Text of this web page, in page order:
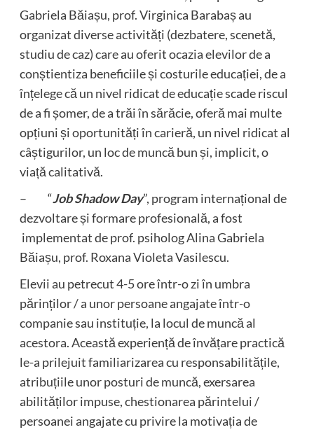
Gabriela Băiașu, prof. Virginica Barabaș au
organizat diverse activități (dezbatere, scenetă,
studiu de caz) care au oferit ocazia elevilor de a
conștientiza beneficiile și costurile educației, de a
înțelege că un nivel ridicat de educație scade riscul
de a fi șomer, de a trăi în sărăcie, oferă mai multe
opțiuni și oportunități în carieră, un nivel ridicat al
câștigurilor, un loc de muncă bun și, implicit, o
viață calitativă.
– “Job Shadow Day”, program internațional de
dezvoltare și formare profesională, a fost
implementat de prof. psiholog Alina Gabriela
Băiașu, prof. Roxana Violeta Vasilescu.
Elevii au petrecut 4-5 ore într-o zi în umbra
părinților / a unor persoane angajate într-o
companie sau instituție, la locul de muncă al
acestora. Această experiență de învățare practică
le-a prilejuit familiarizarea cu responsabilitățile,
atribuțiile unor posturi de muncă, exersarea
abilităților impuse, chestionarea părintelui /
persoanei angajate cu privire la motivația de